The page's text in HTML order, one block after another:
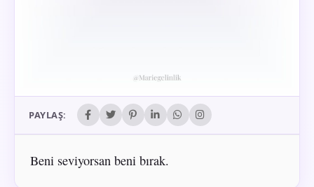
PAYLAŞ:
Beni seviyorsan beni bırak.